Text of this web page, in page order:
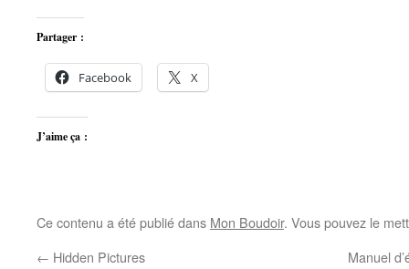
Partager :
Facebook X
J’aime ça :
Ce contenu a été publié dans Mon Boudoir. Vous pouvez le
← Hidden Pictures Manuel